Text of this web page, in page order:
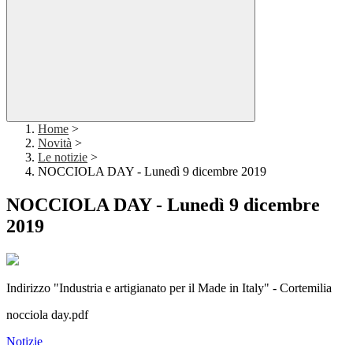
Home >
Novità >
Le notizie >
NOCCIOLA DAY - Lunedì 9 dicembre 2019
NOCCIOLA DAY - Lunedì 9 dicembre
2019
Indirizzo "Industria e artigianato per il Made in Italy" - Cortemilia
nocciola day.pdf
Notizie